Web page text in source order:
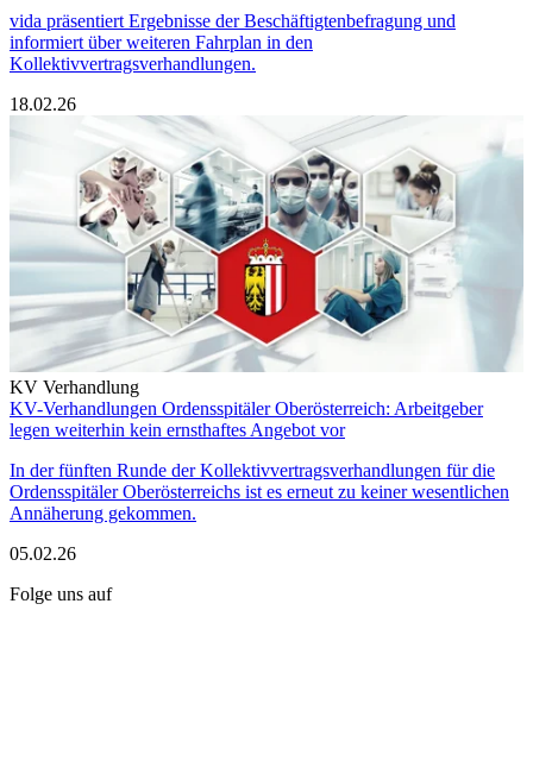
vida präsentiert Ergebnisse der Beschäftigtenbefragung und
informiert über weiteren Fahrplan in den
Kollektivvertragsverhandlungen.
18.02.26
KV Verhandlung
KV-Verhandlungen Ordensspitäler Oberösterreich: Arbeitgeber
legen weiterhin kein ernsthaftes Angebot vor
In der fünften Runde der Kollektivvertragsverhandlungen für die
Ordensspitäler Oberösterreichs ist es erneut zu keiner wesentlichen
Annäherung gekommen.
05.02.26
Folge uns auf